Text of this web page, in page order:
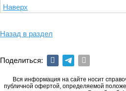
Наверх
Назад в раздел
Поделиться:
Вся информация на сайте носит
публичной офертой, определяемой